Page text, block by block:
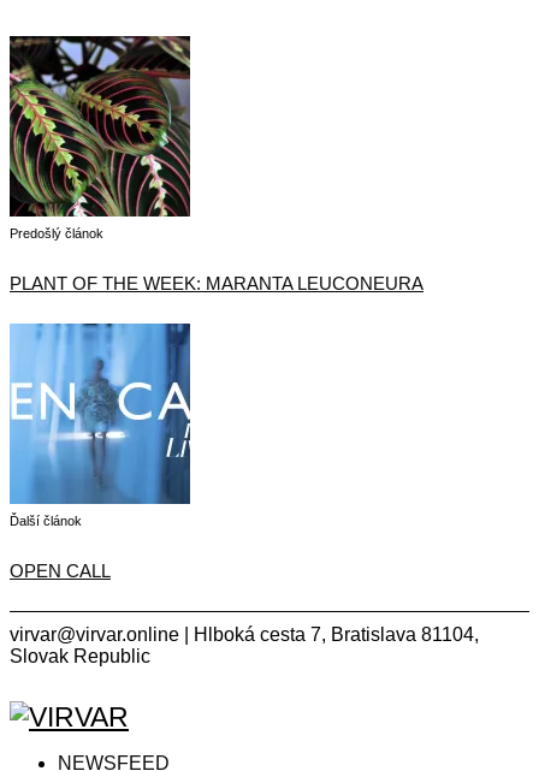
Predošlý článok
PLANT OF THE WEEK: MARANTA LEUCONEURA
Ďalší článok
OPEN CALL
virvar@virvar.online | Hlboká cesta 7, Bratislava 81104,
Slovak Republic
NEWSFEED